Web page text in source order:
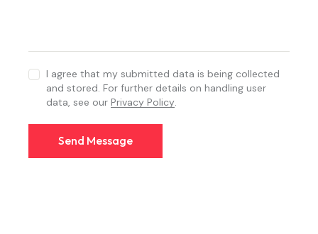
I agree that my submitted data is being collected
and stored. For further details on handling user
data, see ourPrivacy Policy.
Send Message